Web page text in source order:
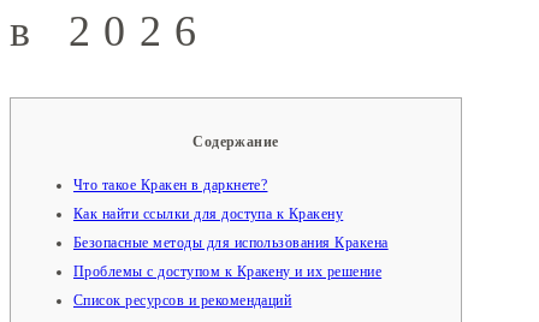
в 2026
Содержание
Что такое Кракен в даркнете?
Как найти ссылки для доступа к Кракену
Безопасные методы для использования Кракена
Проблемы с доступом к Кракену и их решение
Список ресурсов и рекомендаций